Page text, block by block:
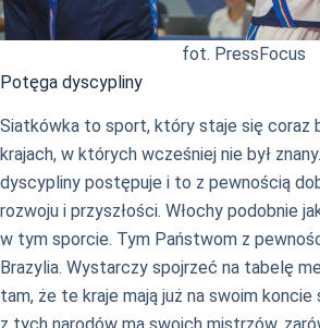
fot. PressFocus
Potęga dyscypliny
Siatkówka to sport, który staje się coraz
krajach, w których wcześniej nie był
dyscypliny postępuje i to z pewnością
rozwoju i przyszłości. Włochy podobnie
w tym sporcie. Tym Państwom z
Brazylia. Wystarczy spojrzeć na tabelę
tam, że te kraje mają już na swoim koncie